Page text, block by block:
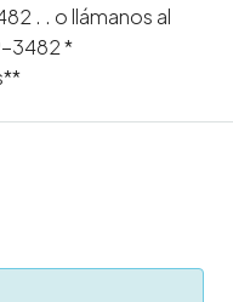
. . o llámanos al
3482 *